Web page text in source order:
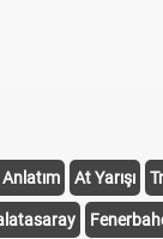
Anlatım At Yarışı